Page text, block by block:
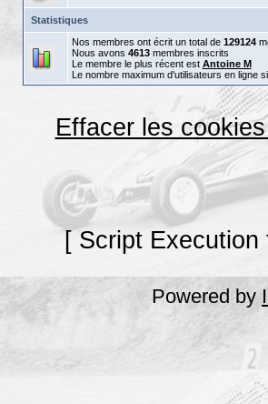
Statistiques
Nos membres ont écrit un total de 129124
Nous avons 4613membres inscrits
Le membre le plus récent est Antoine M
Le nombre maximum d'utilisateurs en ligne
Effacer les
[ Script
Powered by